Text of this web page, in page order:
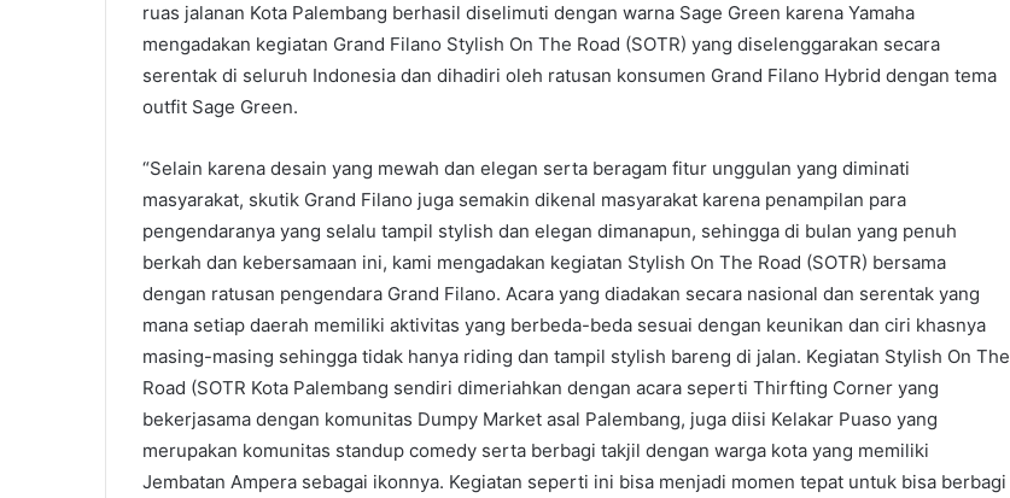
ruas jalanan Kota Palembang berhasil diselimuti dengan warna Sage Green karena Yamaha
mengadakan kegiatan Grand Filano Stylish On The Road (SOTR) yang diselenggarakan secara
serentak di seluruh Indonesia dan dihadiri oleh ratusan konsumen Grand Filano Hybrid dengan tema
outfit Sage Green.
“Selain karena desain yang mewah dan elegan serta beragam fitur unggulan yang diminati
masyarakat, skutik Grand Filano juga semakin dikenal masyarakat karena penampilan para
pengendaranya yang selalu tampil stylish dan elegan dimanapun, sehingga di bulan yang penuh
berkah dan kebersamaan ini, kami mengadakan kegiatan Stylish On The Road (SOTR) bersama
dengan ratusan pengendara Grand Filano. Acara yang diadakan secara nasional dan serentak yang
mana setiap daerah memiliki aktivitas yang berbeda-beda sesuai dengan keunikan dan ciri khasnya
masing-masing sehingga tidak hanya riding dan tampil stylish bareng di jalan. Kegiatan Stylish On The
Road (SOTR Kota Palembang sendiri dimeriahkan dengan acara seperti Thirfting Corner yang
bekerjasama dengan komunitas Dumpy Market asal Palembang, juga diisi Kelakar Puaso yang
merupakan komunitas standup comedy serta berbagi takjil dengan warga kota yang memiliki
Jembatan Ampera sebagai ikonnya. Kegiatan seperti ini bisa menjadi momen tepat untuk bisa berbagi